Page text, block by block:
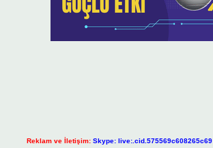
Reklam ve İletişim: Skype: live:.cid.575569c608265c69